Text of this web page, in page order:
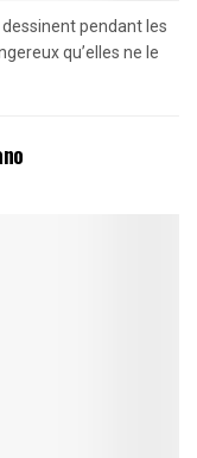
pendant les
qu’elles ne le